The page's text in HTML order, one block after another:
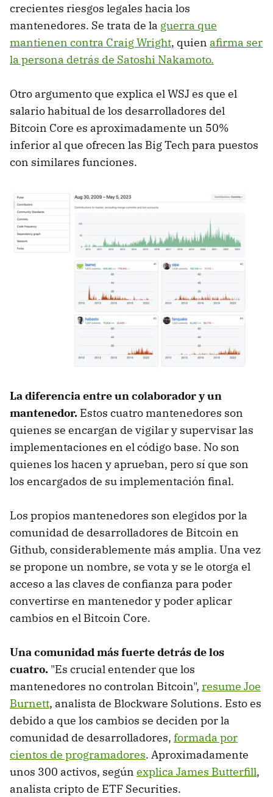
crecientes riesgos legales hacia los
mantenedores. Se trata de la guerra que
mantienen contra Craig Wright, quien afirma ser
la persona detrás de Satoshi Nakamoto.
Otro argumento que explica el WSJ es que el
salario habitual de los desarrolladores del
Bitcoin Core es aproximadamente un 50%
inferior al que ofrecen las Big Tech para puestos
con similares funciones.
La diferencia entre un colaborador y un
mantenedor. Estos cuatro mantenedores son
quienes se encargan de vigilar y supervisar las
implementaciones en el código base. No son
quienes los hacen y aprueban, pero sí que son
los encargados de su implementación final.
Los propios mantenedores son elegidos por la
comunidad de desarrolladores de Bitcoin en
Github, considerablemente más amplia. Una vez
se propone un nombre, se vota y se le otorga el
acceso a las claves de confianza para poder
convertirse en mantenedor y poder aplicar
cambios en el Bitcoin Core.
Una comunidad más fuerte detrás de los
cuatro. "Es crucial entender que los
mantenedores no controlan Bitcoin", resume Joe
Burnett, analista de Blockware Solutions. Esto es
debido a que los cambios se deciden por la
comunidad de desarrolladores, formada por
cientos de programadores. Aproximadamente
unos 300 activos, según explica James Butterfill,
analista cripto de ETF Securities.